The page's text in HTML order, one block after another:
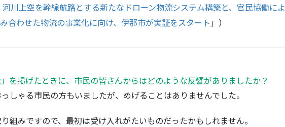
川上空を幹線航路とする新たなドローン物流システム構築と、官民協働によ
合わせた物流の事業化に向け、伊那市が実証をスタート」）
を掲げたときに、市民の皆さんからはどのような反響がありましたか？
しゃる市民の方もいましたが、めげることはありませんでした。
組みですので、最初は受け入れがたいものだったかもしれません。